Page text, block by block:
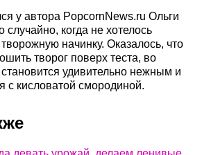
у автора PopcornNews.ru Ольги
когда не хотелось
творожную начинку. Оказалось, что
творог поверх теста, во
удивительно нежным и
с кисловатой смородиной.